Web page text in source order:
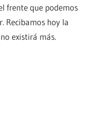
frente que podemos
Recibamos hoy la
existirá más.